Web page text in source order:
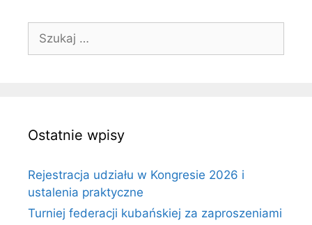
Szukaj:
Ostatnie wpisy
Rejestracja udziału w Kongresie 2026 i
ustalenia praktyczne
Turniej federacji kubańskiej za zaproszeniami